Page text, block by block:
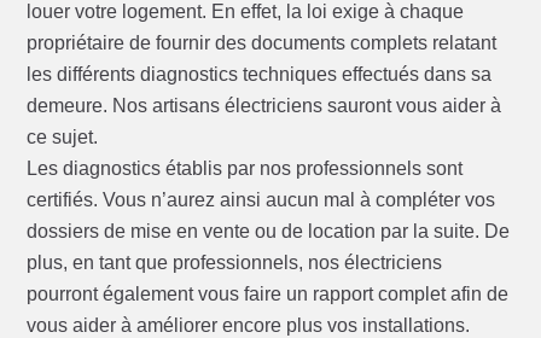
louer votre logement. En effet, la loi exige à chaque
propriétaire de fournir des documents complets relatant
les différents diagnostics techniques effectués dans sa
demeure. Nos artisans électriciens sauront vous aider à
ce sujet.
Les diagnostics établis par nos professionnels sont
certifiés. Vous n’aurez ainsi aucun mal à compléter vos
dossiers de mise en vente ou de location par la suite. De
plus, en tant que professionnels, nos électriciens
pourront également vous faire un rapport complet afin de
vous aider à améliorer encore plus vos installations.